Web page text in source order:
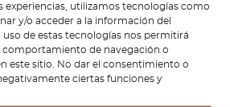
experiencias, utilizamos tecnologías como
y/o acceder a la información del
de estas tecnologías nos permitirá
comportamiento de navegación o
este sitio. No dar el consentimiento o
ciertas funciones y